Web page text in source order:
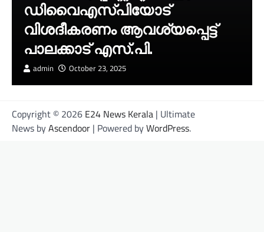
ഡിവൈഎസ്‌പിയോട്
വിശദീകരണം ആവശ്യപ്പെട്ട്
പാലക്കാട് എസ്.പി.
admin October 23, 2025
Copyright © 2026 E24 News Kerala | Ultimate
News byAscendoor | Powered byWordPress.